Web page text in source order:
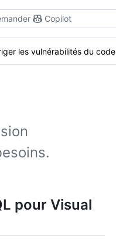
Copilot
les vulnérabilités du code
pour Visual